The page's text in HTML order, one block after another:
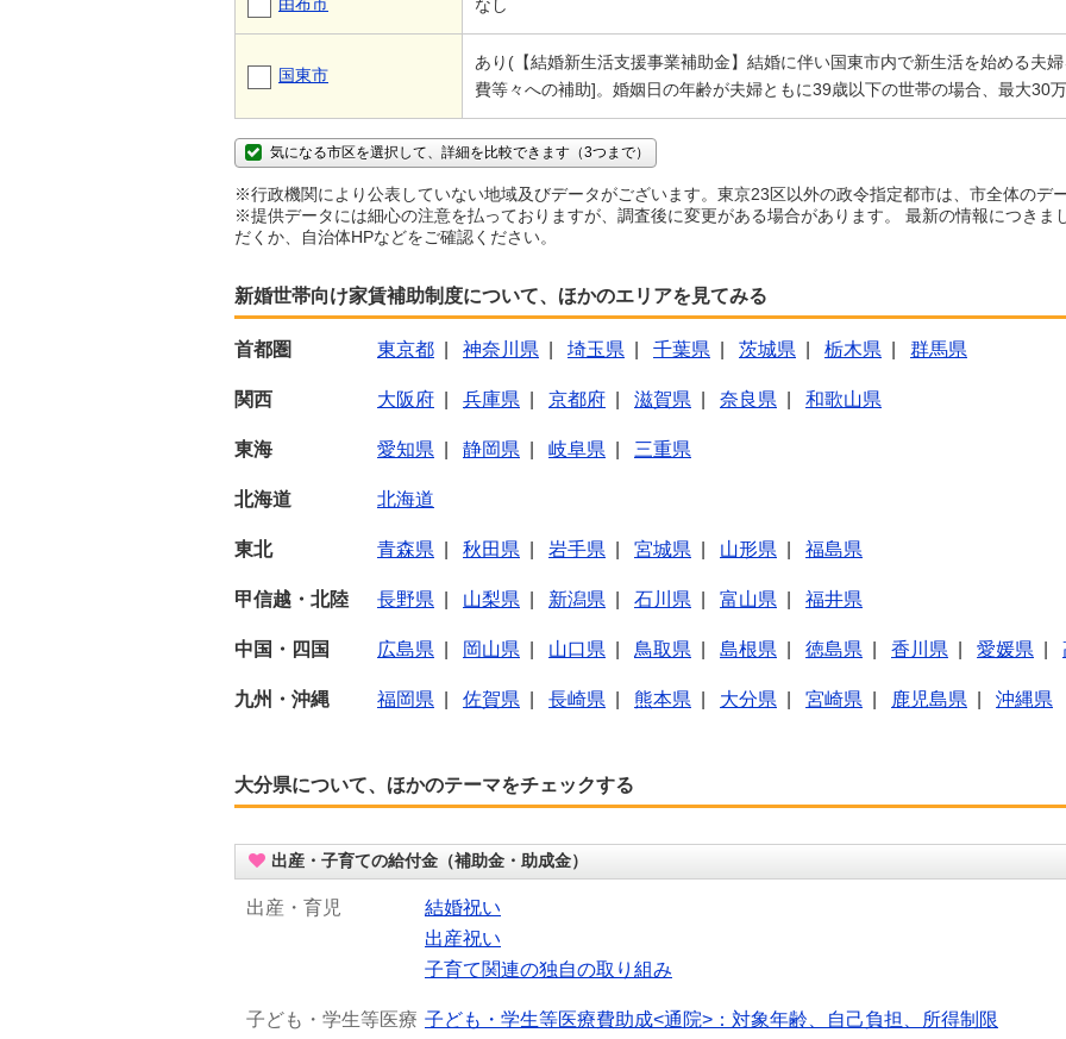
由布市 なし
国東市
あり(【結婚新生活支援事業補助金】結婚に伴い国東市内で新生活を始める夫
費等々への補助]。婚姻日の年齢が夫婦ともに39歳以下の世帯の場合、最大30
気になる市区を選択して、詳細を比較できます（3つまで）
※行政機関により公表していない地域及びデータがございます。東京23区以外の政令指定都市は、市全体のデ
※提供データには細心の注意を払っておりますが、調査後に変更がある場合があります。 最新の情報につきま
だくか、自治体HPなどをご確認ください。
新婚世帯向け家賃補助制度について、ほかのエリアを見てみる
首都圏 東京都 神奈川県 埼玉県 千葉県 茨城県 栃木県 群馬県
関西 大阪府 兵庫県 京都府 滋賀県 奈良県 和歌山県
東海 愛知県 静岡県 岐阜県 三重県
北海道 北海道
東北 青森県 秋田県 岩手県 宮城県 山形県 福島県
甲信越・北陸 長野県 山梨県 新潟県 石川県 富山県 福井県
中国・四国 広島県 岡山県 山口県 鳥取県 島根県 徳島県 香川県 愛媛県
九州・沖縄 福岡県 佐賀県 長崎県 熊本県 大分県 宮崎県 鹿児島県 沖縄県
大分県について、ほかのテーマをチェックする
出産・子育ての給付金（補助金・助成金）
出産・育児
結婚祝い
出産祝い
子育て関連の独自の取り組み
子ども・学生等医療 子ども・学生等医療費助成<通院>：対象年齢、自己負担、所得制限